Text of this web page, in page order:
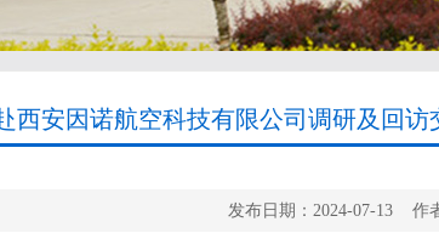
西安因诺航空科技有限公司调研及回访
发布日期：2024-07-13